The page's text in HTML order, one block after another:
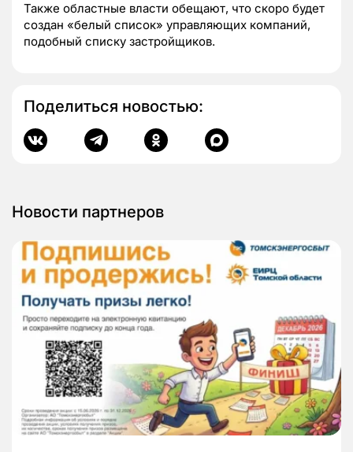
Также областные власти обещают, что скоро будет
создан «белый список» управляющих компаний,
подобный списку застройщиков.
Поделиться новостью:
Новости партнеров